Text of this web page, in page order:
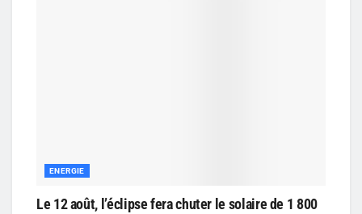
ENERGIE
Le 12 août, l’éclipse fera chuter le solaire de 1 800